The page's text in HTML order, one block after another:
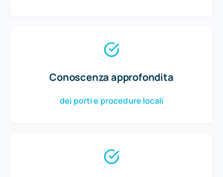
Conoscenza approfondita
dei porti e procedure locali